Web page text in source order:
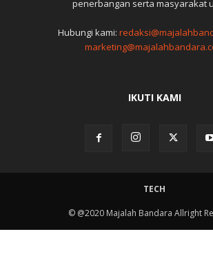
penerbangan serta masyarakat
Hubungi kami:
IKUTI KAMI
TECH
© @2020 Majalah Bandara Allright